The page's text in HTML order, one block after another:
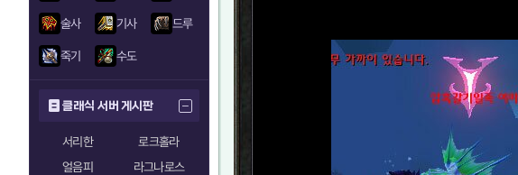
술사 기사 드루
죽기 수도
클래식 서버 게시판
서리한
로크홀라
얼음피
라그나로스